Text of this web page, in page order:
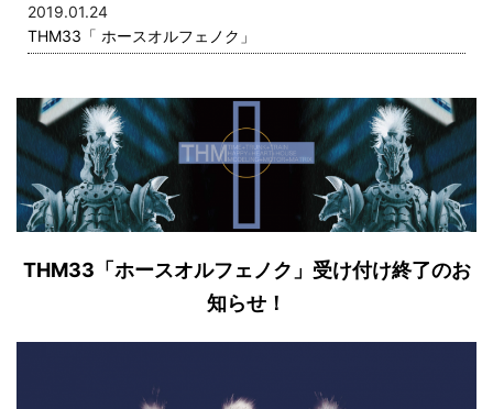
2019.01.24
THM33「 ホースオルフェノク」
THM33「ホースオルフェノク」受け付け終了のお
知らせ！